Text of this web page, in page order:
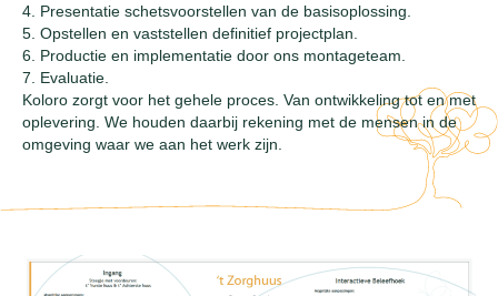
4. Presentatie schetsvoorstellen van de basisoplossing.
5. Opstellen en vaststellen definitief projectplan.
6. Productie en implementatie door ons montageteam.
7. Evaluatie.
Koloro zorgt voor het gehele proces. Van ontwikkeling tot en met
oplevering. We houden daarbij rekening met de mensen in de
omgeving waar we aan het werk zijn.